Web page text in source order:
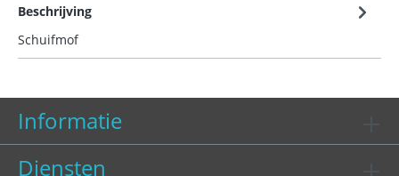
Beschrijving
Schuifmof
Informatie
Diensten